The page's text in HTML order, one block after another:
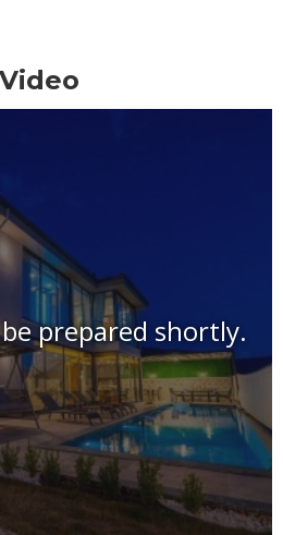
Video
prepared shortly.